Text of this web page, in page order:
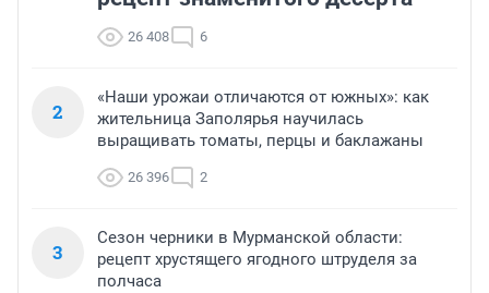
26 408 6
2
«Наши урожаи отличаются от южных»: как
жительница Заполярья научилась
выращивать томаты, перцы и баклажаны
26 396 2
3
Сезон черники в Мурманской области:
рецепт хрустящего ягодного штруделя за
полчаса